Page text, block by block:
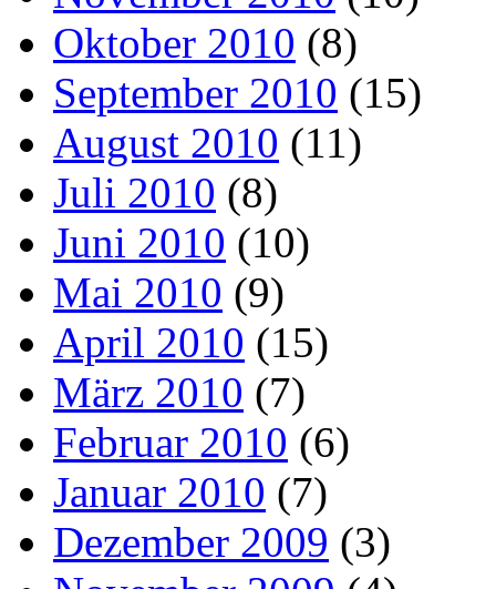
Oktober 2010 (8)
September 2010 (15)
August 2010 (11)
Juli 2010 (8)
Juni 2010 (10)
Mai 2010 (9)
April 2010 (15)
März 2010 (7)
Februar 2010 (6)
Januar 2010 (7)
Dezember 2009 (3)